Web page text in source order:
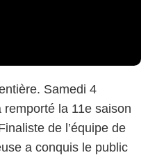
Samedi 4
la 11e saison
de l’équipe de
a conquis le public